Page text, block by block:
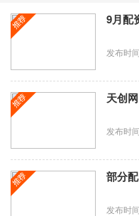
9月配
发布时
天创
发布时
部分
发布时